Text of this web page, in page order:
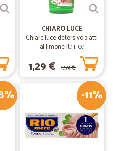
CHIARO LUCE
Chiaro luce detersivo piatti
al limone lt.1+ 0,1
1,29 € 1,59 €
-11%